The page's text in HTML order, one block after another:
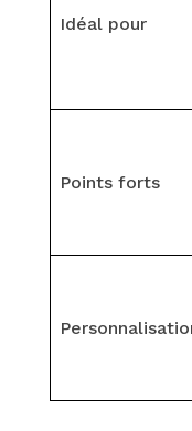
Idéal pour
Points forts